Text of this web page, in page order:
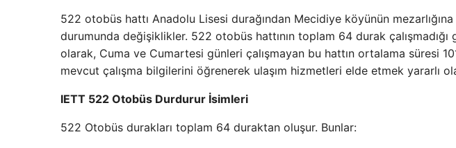
522 otobüs hattı Anadolu Lisesi durağından Mecidiye köyünün
durumunda değişiklikler. 522 otobüs hattının toplam 64 durak çalışmadığı
olarak, Cuma ve Cumartesi günleri çalışmayan bu hattın ortalama süresi
mevcut çalışma bilgilerini öğrenerek ulaşım hizmetleri elde etmek yararlı
IETT 522 Otobüs Durdurur İsimleri
522 Otobüs durakları toplam 64 duraktan oluşur. Bunlar: